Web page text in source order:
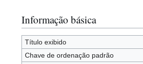
Informação básica
Título exibido
Chave de ordenação padrão